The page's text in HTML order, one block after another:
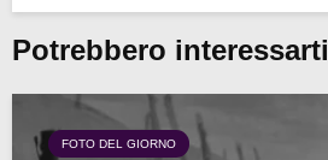
Potrebbero interessarti
FOTO DEL GIORNO